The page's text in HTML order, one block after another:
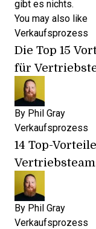
gibt es nichts.
You may also like
Verkaufsprozess
Die Top 15
für
By Phil Gray
Verkaufsprozess
14 Top-
By Phil Gray
Verkaufsprozess